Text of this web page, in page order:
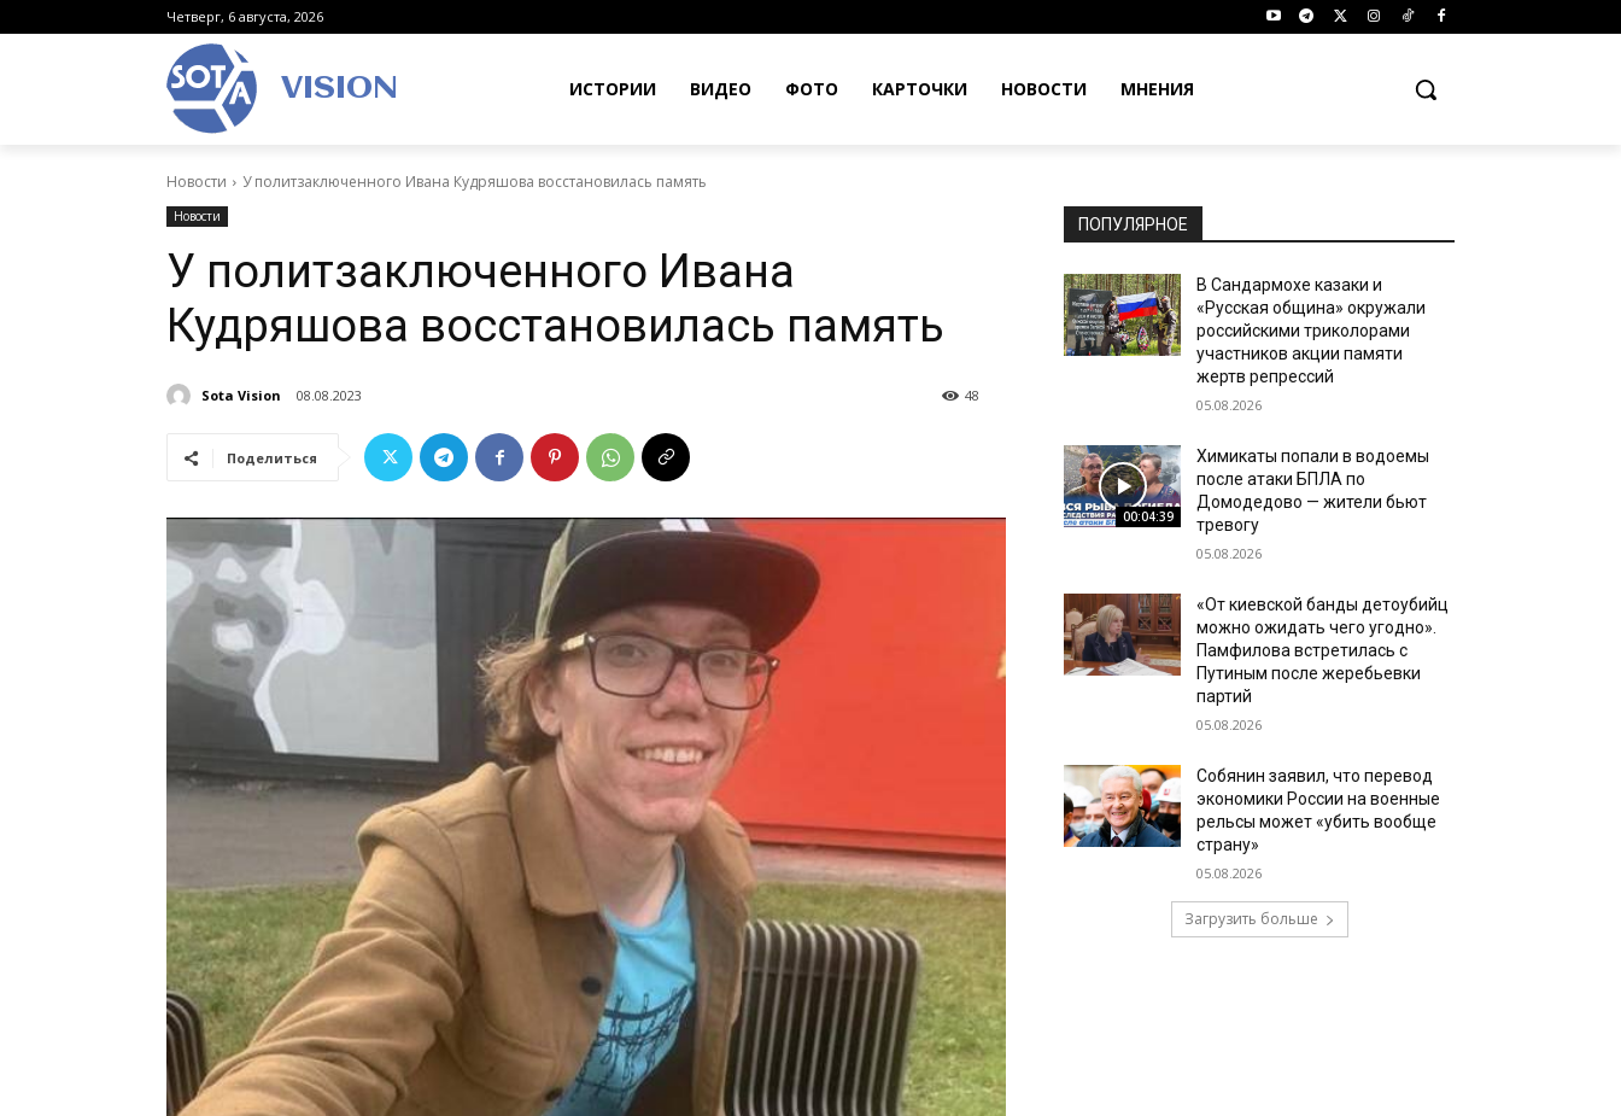
Четверг, 6 августа, 2026
VISION ИСТОРИИ ВИДЕО ФОТО КАРТОЧКИ НОВОСТИ МНЕНИЯ
Новости У политзаключенного Ивана Кудряшова восстановилась память
Новости
У политзаключенного Ивана
Кудряшова восстановилась память
Sota Vision 08.08.2023 48
Поделиться
ПОПУЛЯРНОЕ
В Сандармохе казаки и
«Русская община» окружали
российскими триколорами
участников акции памяти
жертв репрессий
05.08.2026
00:04:39
Химикаты попали в водоемы
после атаки БПЛА по
Домодедово — жители бьют
тревогу
05.08.2026
«От киевской банды детоубийц
можно ожидать чего угодно».
Памфилова встретилась с
Путиным после жеребьевки
партий
05.08.2026
Собянин заявил, что перевод
экономики России на военные
рельсы может «убить вообще
страну»
05.08.2026
Загрузить больше